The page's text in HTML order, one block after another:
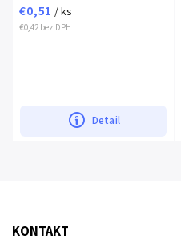
€0,42 bez DPH
€0,51 / ks
Detail
KONTAKT